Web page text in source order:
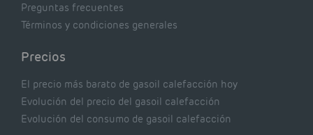
Preguntas frecuentes
Términos y condiciones generales
Precios
El precio más barato de gasoil calefacción hoy
Evolución del precio del gasoil calefacción
Evolución del consumo de gasoil calefacción